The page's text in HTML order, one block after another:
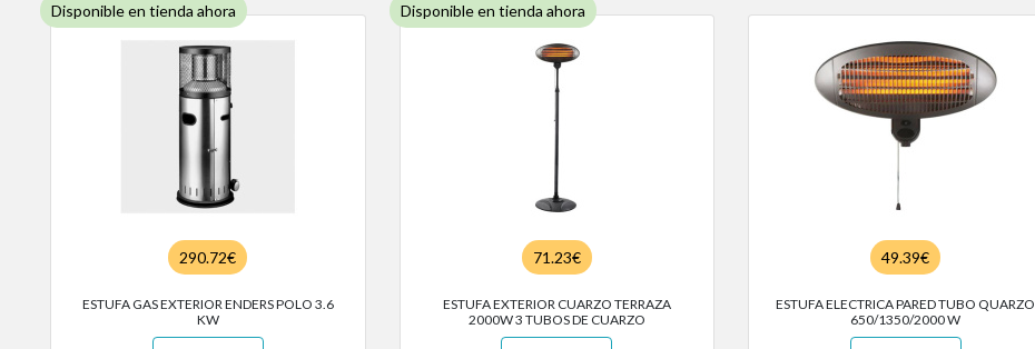
Disponible en tienda ahora
290.72€
ESTUFA GAS EXTERIOR ENDERS POLO 3.6
KW
Disponible en tienda ahora
71.23€
ESTUFA EXTERIOR CUARZO TERRAZA
2000W 3 TUBOS DE CUARZO
49.39€
ESTUFA ELECTRICA PARED TUBO QUARZO
650/1350/2000 W